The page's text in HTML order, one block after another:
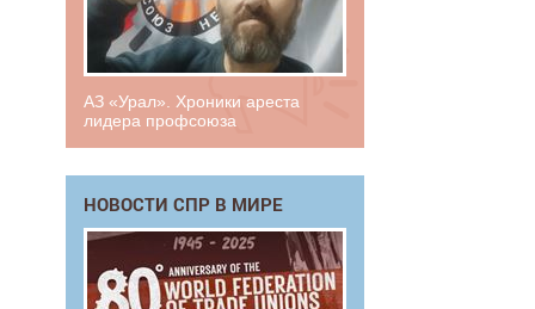
АЗ «Урал». Хроники ареста
лидера профсоюза
НОВОСТИ СПР В МИРЕ